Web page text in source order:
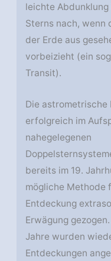
leichte
Sterns nach, wenn
der Erde aus
vorbeizieht (ein
Transit).
Die astrometrische
erfolgreich im
nahegelegenen
bereits im 19.
mögliche Methode
Entdeckung
Erwägung
Jahre wurden
Entdeckungen